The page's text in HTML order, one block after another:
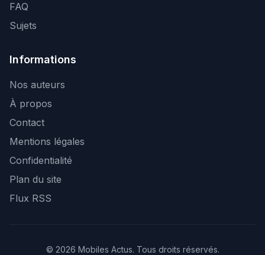
FAQ
Sujets
Informations
Nos auteurs
À propos
Contact
Mentions légales
Confidentialité
Plan du site
Flux RSS
© 2026 Mobiles Actus. Tous droits réservés.